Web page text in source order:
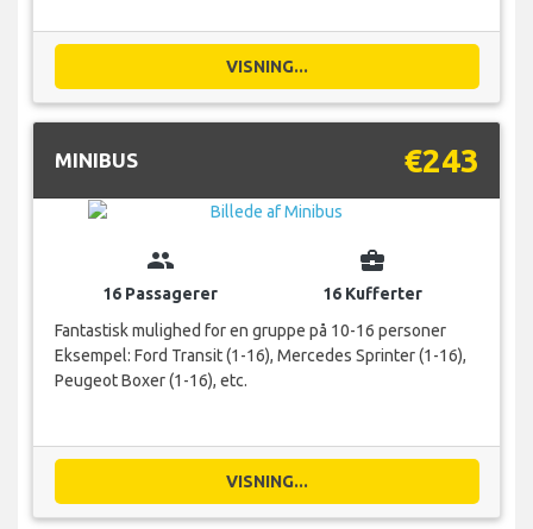
VISNING...
MINIBUS €243
group
16 Passagerer
business_center
16 Kufferter
Fantastisk mulighed for en gruppe på 10-16 personer
Eksempel: Ford Transit (1-16), Mercedes Sprinter (1-16),
Peugeot Boxer (1-16), etc.
VISNING...